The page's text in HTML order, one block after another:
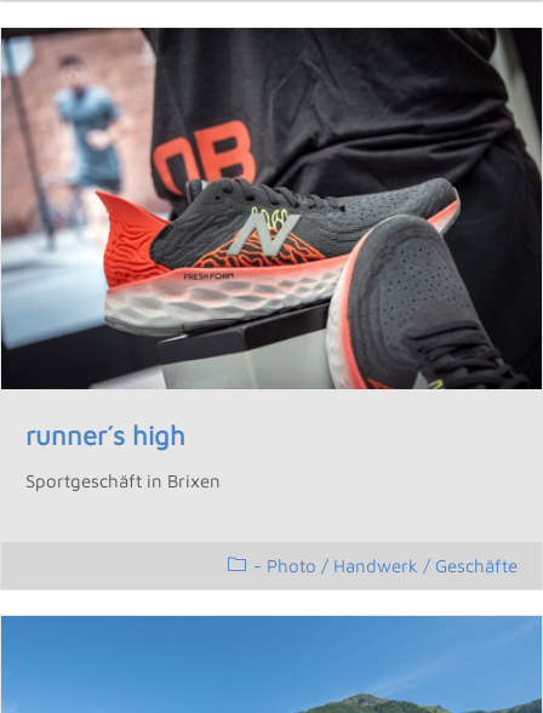
runner´s high
Sportgeschäft in Brixen
- Photo / Handwerk / Geschäfte